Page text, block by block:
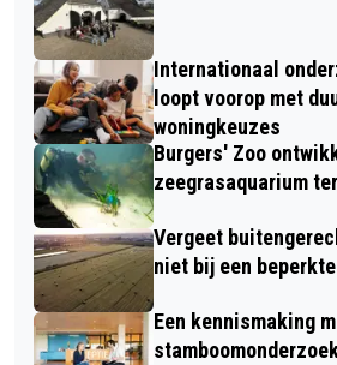
Internationaal
loopt voorop met
woningkeuzes
Burgers' Zoo
zeegrasaquarium
Vergeet
niet bij een
Een kennismaking